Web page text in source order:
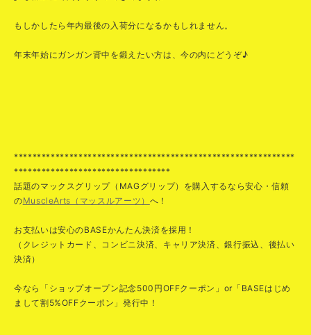
もしかしたら年内最後の入荷分になるかもしれません。
年末年始にガンガン背中を鍛えたい方は、今の内にどうぞ♪
*************************************************************
**********************************
話題のマックスグリップ（MAGグリップ）を購入するなら安心・信頼
のMuscleArts（マッスルアーツ） へ！
お支払いは安心のBASEかんたん決済を採用！
（クレジットカード、コンビニ決済、キャリア決済、銀行振込、後払い
決済）
今なら「ショップオープン記念500円OFFクーポン」or「BASEはじめ
まして割5%OFFクーポン」発行中！